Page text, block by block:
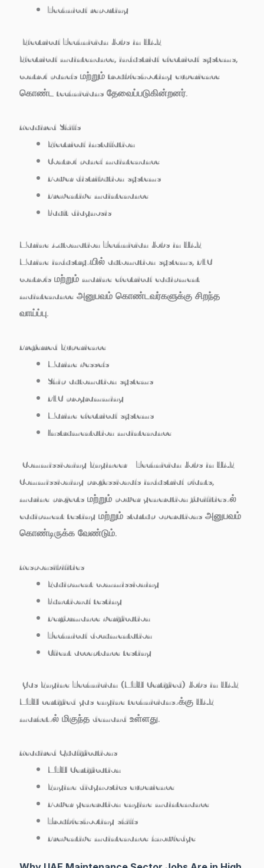
Technical reporting
Electrical Technician Jobs in UAE
Electrical maintenance, industrial electrical systems,
control panels மற்றும் troubleshooting experience
கொண்ட technicians தேவைப்படுகின்றனர்.
Required Skills
Electrical installation
Control panel maintenance
Power distribution systems
Preventive maintenance
Fault diagnosis
Marine Automation Technician Jobs in UAE
Marine industry-யில் automation systems, PLC
controls மற்றும் marine electrical equipment
maintenance அனுபவம் கொண்டவர்களுக்கு சிறந்த
வாய்ப்பு.
Preferred Experience
Marine vessels
Ship automation systems
PLC programming
Marine electrical systems
Instrumentation maintenance
Commissioning Engineer / Technician Jobs in UAE
Commissioning professionals industrial plants,
marine projects மற்றும் power generation facilities-ல்
equipment testing மற்றும் startup operations அனுபவம்
கொண்டிருக்க வேண்டும்.
Responsibilities
Equipment commissioning
Functional testing
Performance verification
Technical documentation
Client acceptance testing
Gas Engine Technician (MTU Certified) Jobs in UAE
MTU certified gas engine technicians-க்கு UAE
market-ல் மிகுந்த demand உள்ளது.
Required Qualifications
MTU Certification
Engine diagnostics experience
Power generation engine maintenance
Troubleshooting skills
Preventive maintenance knowledge